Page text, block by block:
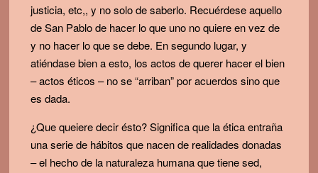
justicia, etc,, y no solo de saberlo. Recuérdese aquello
de San Pablo de hacer lo que uno no quiere en vez de
y no hacer lo que se debe. En segundo lugar, y
atiéndase bien a esto, los actos de querer hacer el bien
– actos éticos – no se “arriban” por acuerdos sino que
es dada.
¿Que queiere decir ésto? Significa que la ética entraña
una serie de hábitos que nacen de realidades donadas
– el hecho de la naturaleza humana que tiene sed,